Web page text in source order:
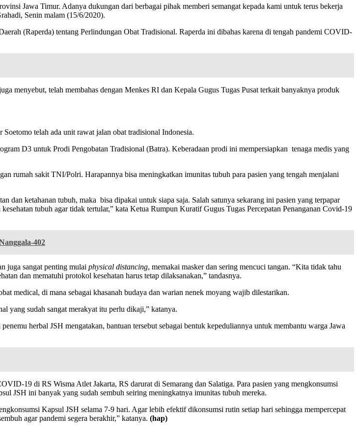
Jawa Timur. Adanya dukungan dari berbagai pihak memberi semangat kepada kami untuk terus bekerja
Senin malam (15/6/2020).
(Raperda) tentang Perlindungan Obat Tradisional. Raperda ini dibahas karena di tengah pandemi COVID-
menyebut, telah membahas dengan Menkes RI dan Kepala Gugus Tugas Pusat terkait banyaknya produk
telah ada unit rawat jalan obat tradisional Indonesia.
D3 untuk Prodi Pengobatan Tradisional (Batra). Keberadaan prodi ini mempersiapkan tenaga medis yang
rumah sakit TNI/Polri. Harapannya bisa meningkatkan imunitas tubuh para pasien yang tengah menjalani
ketahanan tubuh, maka bisa dipakai untuk siapa saja. Salah satunya sekarang ini pasien yang terpapar
tubuh agar tidak tertular,” kata Ketua Rumpun Kuratif Gugus Tugas Percepatan Penanganan Covid-19
402
juga sangat penting mulai physical distancing, memakai masker dan sering mencuci tangan. “Kita tidak tahu
dan mematuhi protokol kesehatan harus tetap dilaksanakan,” tandasnya.
medical, di mana sebagai khasanah budaya dan warian nenek moyang wajib dilestarikan.
yang sudah sangat merakyat itu perlu dikaji,” katanya.
herbal JSH mengatakan, bantuan tersebut sebagai bentuk kepeduliannya untuk membantu warga Jawa
19 di RS Wisma Atlet Jakarta, RS darurat di Semarang dan Salatiga. Para pasien yang mengkonsumsi
JSH ini banyak yang sudah sembuh seiring meningkatnya imunitas tubuh mereka.
Kapsul JSH selama 7-9 hari. Agar lebih efektif dikonsumsi rutin setiap hari sehingga mempercepat
agar pandemi segera berakhir,” katanya. (hap)